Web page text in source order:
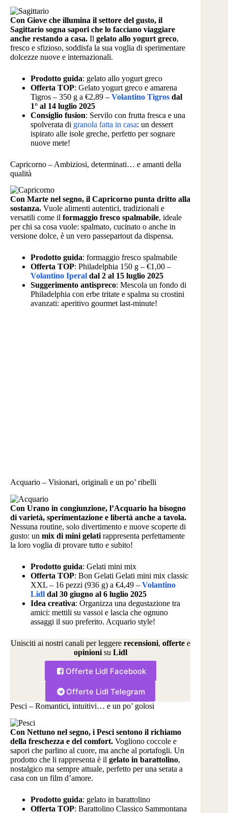
Con Giove che illumina il settore del gusto, il
Sagittario sogna sapori che lo facciano viaggiare
anche restando a casa. Il gelato allo yogurt greco,
fresco e sfizioso, soddisfa la sua voglia di sperimentare
dolcezze nuove e internazionali.
Prodotto guida: gelato allo yogurt greco
Offerta TOP: Gelato yogurt greco e amarena
Tigros – 350 g a €2,89 – Volantino Tigros dal
1° al 14 luglio 2025
Consiglio fusion: Servilo con frutta fresca e una
spolverata di granola fatta in casa: un dessert
ispirato alle isole greche, perfetto per sognare
nuove mete!
Capricorno – Ambiziosi, determinati… e amanti della
qualità
Con Marte nel segno, il Capricorno punta dritto alla
sostanza. Vuole alimenti autentici, tradizionali e
versatili come il formaggio fresco spalmabile, ideale
per chi sa cosa vuole: spalmato, cucinato o anche in
versione dolce, è un vero passepartout da dispensa.
Prodotto guida: formaggio fresco spalmabile
Offerta TOP: Philadelphia 150 g – €1,00 –
Volantino Iperal dal 2 al 15 luglio 2025
Suggerimento antispreco: Mescola un fondo di
Philadelphia con erbe tritate e spalma su crostini
avanzati: aperitivo gourmet last-minute!
Acquario – Visionari, originali e un po’ ribelli
Con Urano in congiunzione, l’Acquario ha bisogno
di varietà, sperimentazione e libertà anche a tavola.
Nessuna routine, solo divertimento e nuove scoperte di
gusto: un mix di mini gelati rappresenta perfettamente
la loro voglia di provare tutto e subito!
Prodotto guida: Gelati mini mix
Offerta TOP: Bon Gelati Gelati mini mix classic
XXL – 16 pezzi (936 g) a €4,49 – Volantino
Lidl dal 30 giugno al 6 luglio 2025
Idea creativa: Organizza una degustazione tra
amici: mettili su vassoi e lascia che ognuno
assaggi il suo preferito. Acquario style!
Unisciti ai nostri canali per leggere recensioni, offerte e
opinioni su Lidl
Offerte Lidl Facebook
Offerte Lidl Telegram
Pesci – Romantici, intuitivi… e un po’ golosi
Con Nettuno nel segno, i Pesci sentono il richiamo
della freschezza e del comfort. Vogliono coccole e
sapori che parlino al cuore, ma anche al portafogli. Un
prodotto che li rappresenta è il gelato in barattolino,
nostalgico ma sempre attuale, perfetto per una serata a
casa con un film d’amore.
Prodotto guida: gelato in barattolino
Offerta TOP: Barattolino Classico Sammontana